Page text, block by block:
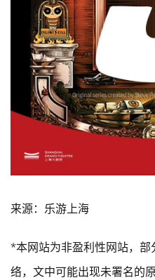
来源：乐游上海
*本网站为非盈利性网站，部
络，文中可能出现未署名的